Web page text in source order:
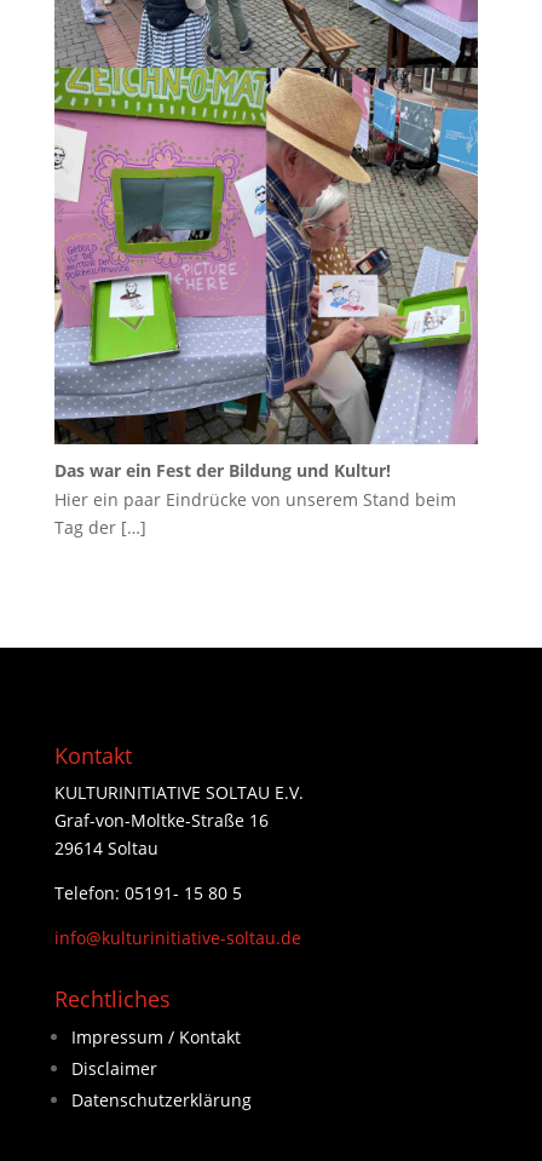
Das war ein Fest der Bildung und Kultur!
Hier ein paar Eindrücke von unserem Stand beim
Tag der […]
Kontakt
KULTURINITIATIVE SOLTAU E.V.
Graf-von-Moltke-Straße 16
29614 Soltau
Telefon: 05191- 15 80 5
info@kulturinitiative-soltau.de
Rechtliches
Impressum / Kontakt
Disclaimer
Datenschutzerklärung